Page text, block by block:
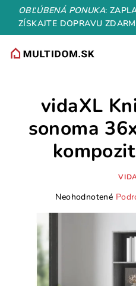
Prejsť
obsah
OBĽÚBENÁ PONUKA:
ZÍSKAJTE DOPRAVU
vidaXL
sonoma
Priemerné
Neohodnotené